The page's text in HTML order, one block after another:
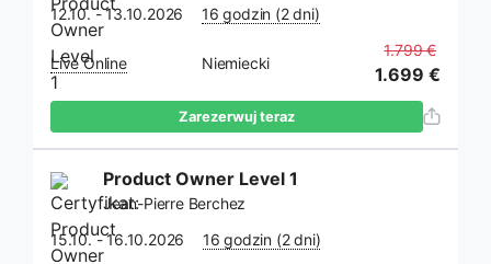
12.10. - 13.10.2026
16 godzin (2 dni)
Live Online Niemiecki
1.799 €
1.699 €
Zarezerwuj teraz
Product Owner Level 1
Jean-Pierre Berchez
15.10. - 16.10.2026
16 godzin (2 dni)